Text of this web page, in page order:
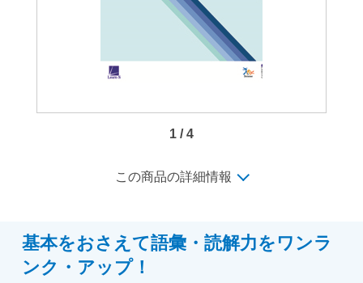
1 / 4
この商品の詳細情報
基本をおさえて語彙・読解力をワンラ
ンク・アップ！